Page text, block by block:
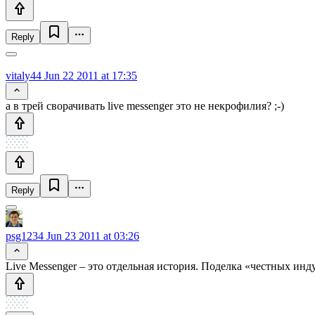
Reply
vitaly44 Jun 22 2011 at 17:35
а в трей сворачивать live messenger это не некрофилия? ;-)
Reply
psg1234 Jun 23 2011 at 03:26
Live Messenger – это отдельная история. Поделка «честных